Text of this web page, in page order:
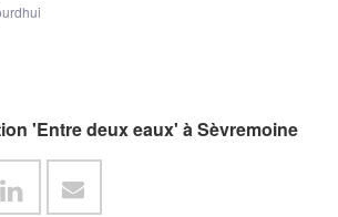
'Entre deux eaux' à Sèvremoine